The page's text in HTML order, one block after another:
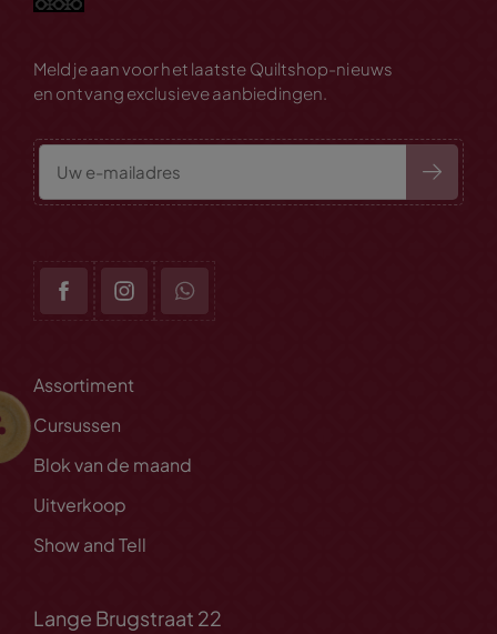
Meld je aan voor het laatste Quiltshop-nieuws
en ontvang exclusieve aanbiedingen.
Assortiment
Cursussen
Blok van de maand
Uitverkoop
Show and Tell
Lange Brugstraat 22